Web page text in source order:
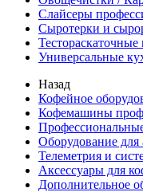
Слайсеры
Сыротерки и
Универсальные
Назад
Кофейное
Кофемашины
Оборудование для
Телеметрия и
Аксессуары для
Дополнительное